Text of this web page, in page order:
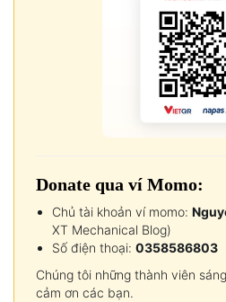
Donate qua ví Momo:
Chủ tài khoản ví momo:
XT Mechanical Blog)
Số điện thoại: 0358586803
Chúng tôi những thành viên
cảm ơn các bạn.